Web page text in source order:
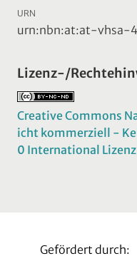
URN
urn:nbn:at:at-vhsa-
Lizenz-/
Creative Commons
icht kommerziell -
0 International Lizenz
Gefördert durch: